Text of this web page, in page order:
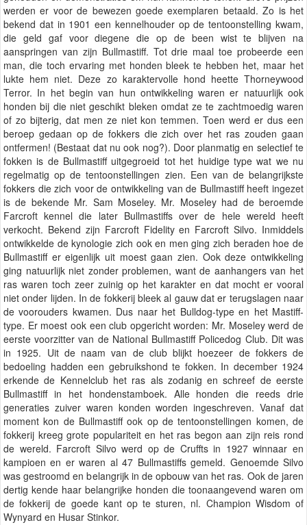
werden er voor de bewezen goede exemplaren betaald. Zo is het
bekend dat in 1901 een kennelhouder op de tentoonstelling kwam,
die geld gaf voor diegene die op de been wist te blijven na
aanspringen van zijn Bullmastiff. Tot drie maal toe probeerde een
man, die toch ervaring met honden bleek te hebben het, maar het
lukte hem niet. Deze zo karaktervolle hond heette Thorneywood
Terror. In het begin van hun ontwikkeling waren er natuurlijk ook
honden bij die niet geschikt bleken omdat ze te zachtmoedig waren
of zo bijterig, dat men ze niet kon temmen. Toen werd er dus een
beroep gedaan op de fokkers die zich over het ras zouden gaan
ontfermen! (Bestaat dat nu ook nog?). Door planmatig en selectief te
fokken is de Bullmastiff uitgegroeid tot het huidige type wat we nu
regelmatig op de tentoonstellingen zien. Een van de belangrijkste
fokkers die zich voor de ontwikkeling van de Bullmastiff heeft ingezet
is de bekende Mr. Sam Moseley. Mr. Moseley had de beroemde
Farcroft kennel die later Bullmastiffs over de hele wereld heeft
verkocht. Bekend zijn Farcroft Fidelity en Farcroft Silvo. Inmiddels
ontwikkelde de kynologie zich ook en men ging zich beraden hoe de
Bullmastiff er eigenlijk uit moest gaan zien. Ook deze ontwikkeling
ging natuurlijk niet zonder problemen, want de aanhangers van het
ras waren toch zeer zuinig op het karakter en dat mocht er vooral
niet onder lijden. In de fokkerij bleek al gauw dat er terugslagen naar
de voorouders kwamen. Dus naar het Bulldog-type en het Mastiff-
type. Er moest ook een club opgericht worden: Mr. Moseley werd de
eerste voorzitter van de National Bullmastiff Policedog Club. Dit was
in 1925. Uit de naam van de club blijkt hoezeer de fokkers de
bedoeling hadden een gebruikshond te fokken. In december 1924
erkende de Kennelclub het ras als zodanig en schreef de eerste
Bullmastiff in het hondenstamboek. Alle honden die reeds drie
generaties zuiver waren konden worden ingeschreven. Vanaf dat
moment kon de Bullmastiff ook op de tentoonstellingen komen, de
fokkerij kreeg grote populariteit en het ras begon aan zijn reis rond
de wereld. Farcroft Silvo werd op de Cruffts in 1927 winnaar en
kampioen en er waren al 47 Bullmastiffs gemeld. Genoemde Silvo
was gestroomd en belangrijk in de opbouw van het ras. Ook de jaren
dertig kende haar belangrijke honden die toonaangevend waren om
de fokkerij de goede kant op te sturen, nl. Champion Wisdom of
Wynyard en Husar Stinkor.